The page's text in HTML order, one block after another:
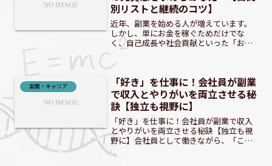
別リストと継続のコツ】
近年、副業を始める人が増えています。
しかし、単にお金を稼ぐためだけでな
く、自己成長や社会貢献といった「お金
以外の価値」を求める声が大きくなって
きました。この記事では、そんな充実感
を求めるあなたのための副業の選び方か
ら、具体的なリスト、そして...
副業・キャリア
「好き」を仕事に！会社員が副業
で収入とやりがいを両立させる秘
訣【独立も視野に】
「好き」を仕事に！会社員が副業で収入
とやりがいを両立させる秘訣【独立も視
野に】会社員として働きながら、「この
ままでいいのか？」と漠然とした不安を
抱えていませんか？日々の業務に追わ